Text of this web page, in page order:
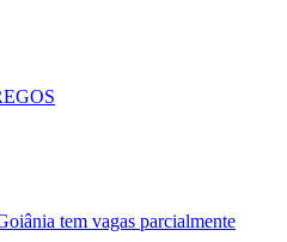
tem vagas parcialmente